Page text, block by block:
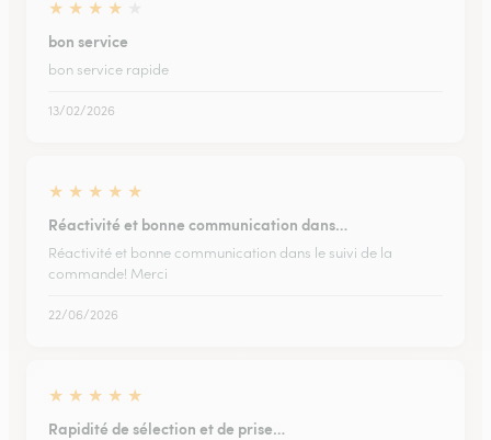
★ ★ ★ ★
bon service
bon service rapide
13/02/2026
★ ★ ★ ★ ★
Réactivité et bonne communication dans…
Réactivité et bonne communication dans le suivi de la
commande! Merci
22/06/2026
★ ★ ★ ★ ★
Rapidité de sélection et de prise…